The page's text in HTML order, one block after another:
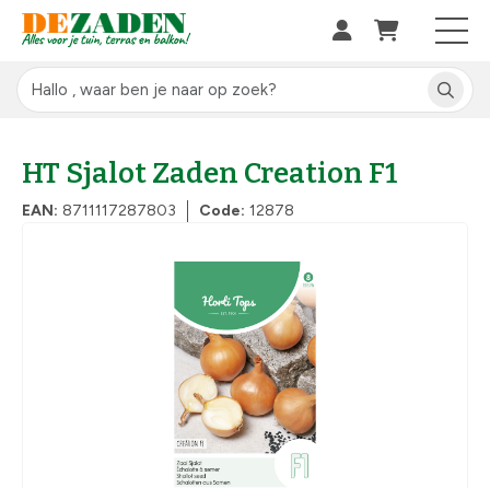
HT Sjalot Zaden Creation F1
EAN: 8711117287803 Code: 12878